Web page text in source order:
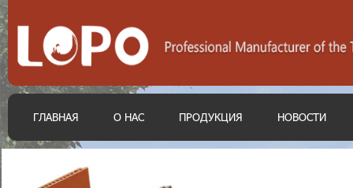
ГЛАВНАЯ О НАС ПРОДУКЦИЯ НОВОСТИ